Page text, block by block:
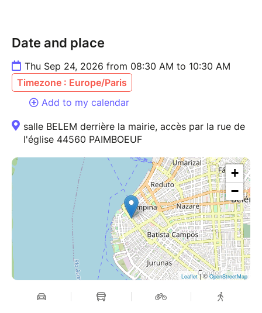
Date and place
Thu Sep 24, 2026 from 08:30 AM to 10:30 AM
Timezone : Europe/Paris
Add to my calendar
salle BELEM derrière la mairie, accès par la rue de
l'église 44560 PAIMBOEUF
+
−
Leaflet| © OpenStreetMap